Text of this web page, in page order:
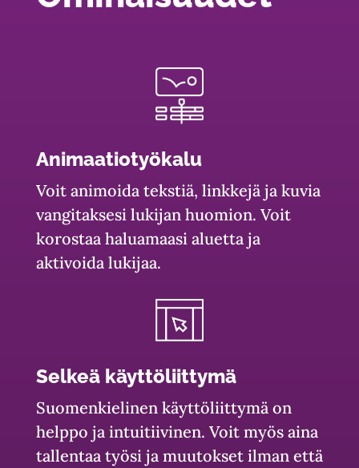
Animaatiotyökalu
Voit animoida tekstiä, linkkejä ja kuvia
vangitaksesi lukijan huomion. Voit
korostaa haluamaasi aluetta ja
aktivoida lukijaa.
Selkeä käyttöliittymä
Suomenkielinen käyttöliittymä on
helppo ja intuitiivinen. Voit myös aina
tallentaa työsi ja muutokset ilman että